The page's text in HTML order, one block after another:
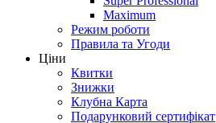
Maximum
Режим роботи
Правила та Угоди
Ціни
Квитки
Знижки
Клубна Карта
Подарунковий сертифікат